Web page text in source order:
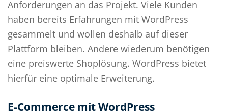
Anforderungen an das Projekt. Viele Kunden
haben bereits Erfahrungen mit WordPress
gesammelt und wollen deshalb auf dieser
Plattform bleiben. Andere wiederum benötigen
eine preiswerte Shoplösung. WordPress bietet
hierfür eine optimale Erweiterung.
E-Commerce mit WordPress